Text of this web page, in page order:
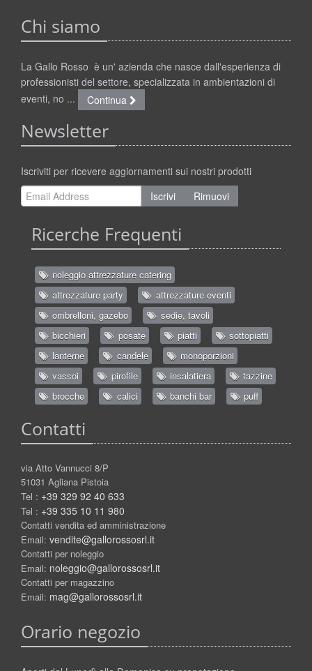
Chi siamo
La Gallo Rosso è un' azienda che nasce dall'esperienza di
professionisti del settore, specializzata in ambientazioni di
eventi, no ...
Continua
Newsletter
Iscriviti per ricevere aggiornamenti sui nostri prodotti
Iscrivi
Rimuovi
Ricerche Frequenti
noleggio attrezzature catering
attrezzature party
attrezzature eventi
ombrelloni, gazebo
sedie, tavoli
bicchieri
posate piatti
sottopiatti
lanterne
candele
monoporzioni
vassoi
pirofile insalatiera
tazzine
brocche
calici banchi bar puff
Contatti
via Atto Vannucci 8/P
51031 Agliana Pistoia
Tel : +39 329 92 40 633
Tel : +39 335 10 11 980
Contatti vendita ed amministrazione
Email: vendite@gallorossosrl.it
Contatti per noleggio
Email: noleggio@gallorossosrl.it
Contatti per magazzino
Email: mag@gallorossosrl.it
Orario negozio